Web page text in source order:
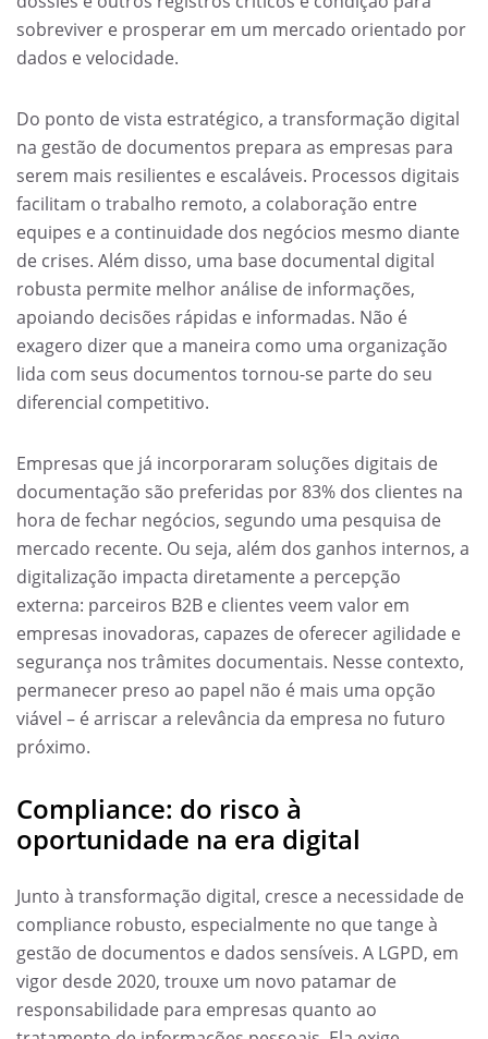
sobreviver e prosperar em um mercado orientado por
dados e velocidade.
Do ponto de vista estratégico, a transformação digital
na gestão de documentos prepara as empresas para
serem mais resilientes e escaláveis. Processos digitais
facilitam o trabalho remoto, a colaboração entre
equipes e a continuidade dos negócios mesmo diante
de crises. Além disso, uma base documental digital
robusta permite melhor análise de informações,
apoiando decisões rápidas e informadas. Não é
exagero dizer que a maneira como uma organização
lida com seus documentos tornou-se parte do seu
diferencial competitivo.
Empresas que já incorporaram soluções digitais de
documentação são preferidas por 83% dos clientes na
hora de fechar negócios, segundo uma pesquisa de
mercado recente. Ou seja, além dos ganhos internos, a
digitalização impacta diretamente a percepção
externa: parceiros B2B e clientes veem valor em
empresas inovadoras, capazes de oferecer agilidade e
segurança nos trâmites documentais. Nesse contexto,
permanecer preso ao papel não é mais uma opção
viável – é arriscar a relevância da empresa no futuro
próximo.
Compliance: do risco à
oportunidade na era digital
Junto à transformação digital, cresce a necessidade de
compliance robusto, especialmente no que tange à
gestão de documentos e dados sensíveis. A LGPD, em
vigor desde 2020, trouxe um novo patamar de
responsabilidade para empresas quanto ao